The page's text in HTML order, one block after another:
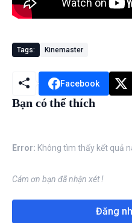
Tags: Kinemaster
Facebook
Bạn có thể thích
Error: Không tìm thấy kết quả
Cám ơn bạn đã nhận xét !
Đăng